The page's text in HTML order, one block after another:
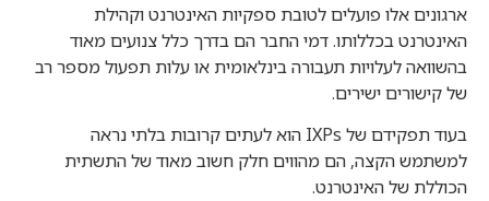
ארגונים אלו פועלים לטובת ספקיות האינטרנט וקהילת
האינטרנט בכללותו. דמי החבר הם בדרך כלל צנועים מאוד
בהשוואה לעלויות תעבורה בינלאומית או עלות תפעול מספר רב
של קישורים ישירים.
בעוד תפקידם של IXPs הוא לעתים קרובות בלתי נראה
למשתמש הקצה, הם מהווים חלק חשוב מאוד של התשתית
הכוללת של האינטרנט.